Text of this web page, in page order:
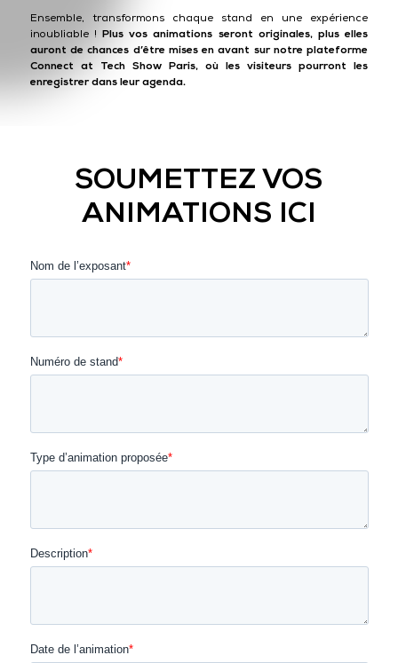
Ensemble, transformons chaque stand en une expérience
inoubliable !Plus vos animations seront originales, plus elles
auront de chances d’être mises en avant sur notre plateforme
Connect at Tech Show Paris, où les visiteurs pourront les
enregistrer dans leur agenda.​
SOUMETTEZ VOS
ANIMATIONS ICI